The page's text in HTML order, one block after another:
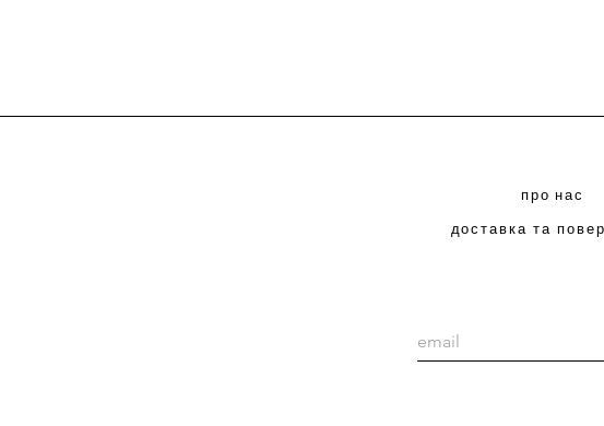
про нас
доставка та